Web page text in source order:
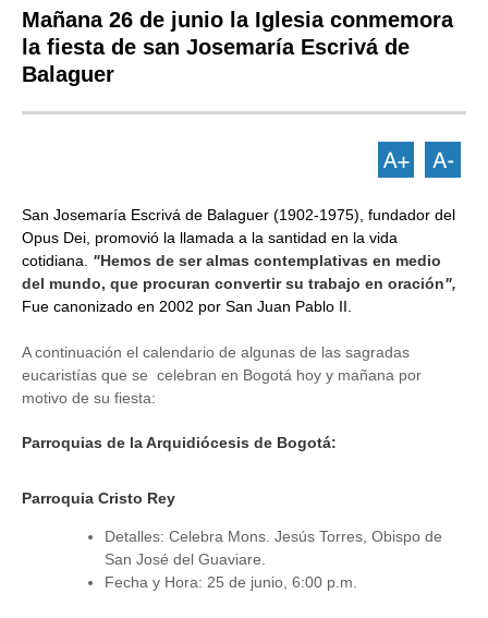
Mañana 26 de junio la Iglesia conmemora
la fiesta de san Josemaría Escrivá de
Balaguer
San Josemaría Escrivá de Balaguer (1902-1975), fundador del
Opus Dei, promovió la llamada a la santidad en la vida
cotidiana. "Hemos de ser almas contemplativas en medio
del mundo, que procuran convertir su trabajo en oración",
Fue canonizado en 2002 por San Juan Pablo II.
A continuación el calendario de algunas de las sagradas
eucaristías que se celebran en Bogotá hoy y mañana por
motivo de su fiesta:
Parroquias de la Arquidiócesis de Bogotá:
Parroquia Cristo Rey
Detalles: Celebra Mons. Jesús Torres, Obispo de
San José del Guaviare.
Fecha y Hora: 25 de junio, 6:00 p.m.